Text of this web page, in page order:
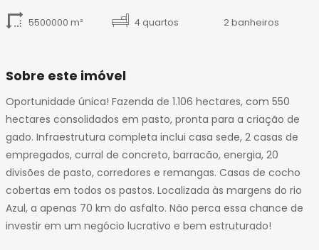
5500000 m² 4 quartos 2 banheiros
Sobre este imóvel
Oportunidade única! Fazenda de 1.106 hectares, com 550
hectares consolidados em pasto, pronta para a criação de
gado. Infraestrutura completa inclui casa sede, 2 casas de
empregados, curral de concreto, barracão, energia, 20
divisões de pasto, corredores e remangas. Casas de cocho
cobertas em todos os pastos. Localizada às margens do rio
Azul, a apenas 70 km do asfalto. Não perca essa chance de
investir em um negócio lucrativo e bem estruturado!